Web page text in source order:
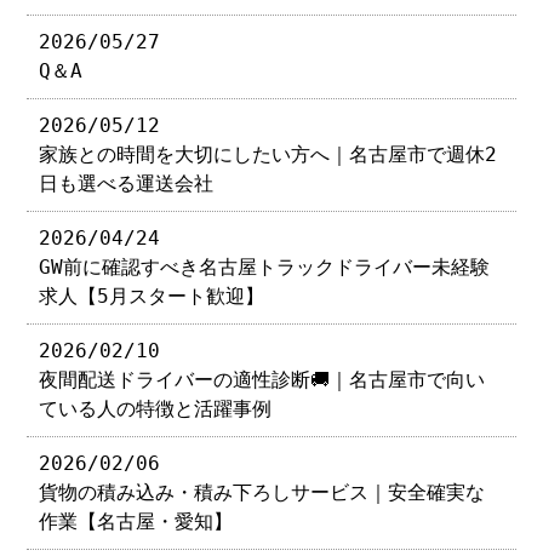
2026/05/27
Q＆A
2026/05/12
家族との時間を大切にしたい方へ｜名古屋市で週休2
日も選べる運送会社
2026/04/24
GW前に確認すべき名古屋トラックドライバー未経験
求人【5月スタート歓迎】
2026/02/10
夜間配送ドライバーの適性診断🚚｜名古屋市で向い
ている人の特徴と活躍事例
2026/02/06
貨物の積み込み・積み下ろしサービス｜安全確実な
作業【名古屋・愛知】